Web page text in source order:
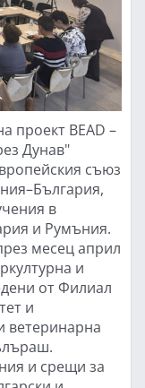
проект BEAD –
Дунав"
съюз
в
и Румъния.
месец април
и
от Филиал
и
ветеринарна
и срещи за